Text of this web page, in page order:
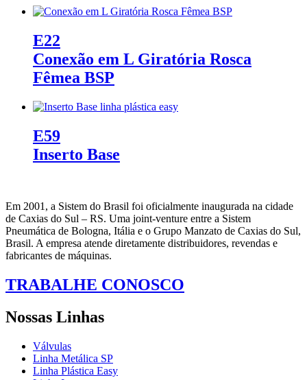
E22
Conexão em L Giratória Rosca
Fêmea BSP
E59
Inserto Base
Em 2001, a Sistem do Brasil foi oficialmente inaugurada na cidade
de Caxias do Sul – RS. Uma joint-venture entre a Sistem
Pneumática de Bologna, Itália e o Grupo Manzato de Caxias do Sul,
Brasil. A empresa atende diretamente distribuidores, revendas e
fabricantes de máquinas.
TRABALHE CONOSCO
Nossas Linhas
Válvulas
Linha Metálica SP
Linha Plástica Easy